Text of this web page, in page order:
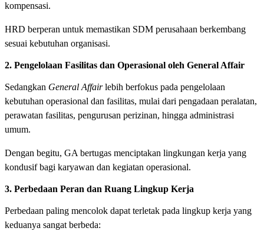
kompensasi.
HRD berperan untuk memastikan SDM perusahaan berkembang
sesuai kebutuhan organisasi.
2. Pengelolaan Fasilitas dan Operasional oleh General Affair
Sedangkan General Affairlebih berfokus pada pengelolaan
kebutuhan operasional dan fasilitas, mulai dari pengadaan peralatan,
perawatan fasilitas, pengurusan perizinan, hingga administrasi
umum.
Dengan begitu, GA bertugas menciptakan lingkungan kerja yang
kondusif bagi karyawan dan kegiatan operasional.
3. Perbedaan Peran dan Ruang Lingkup Kerja
Perbedaan paling mencolok dapat terletak pada lingkup kerja yang
keduanya sangat berbeda: